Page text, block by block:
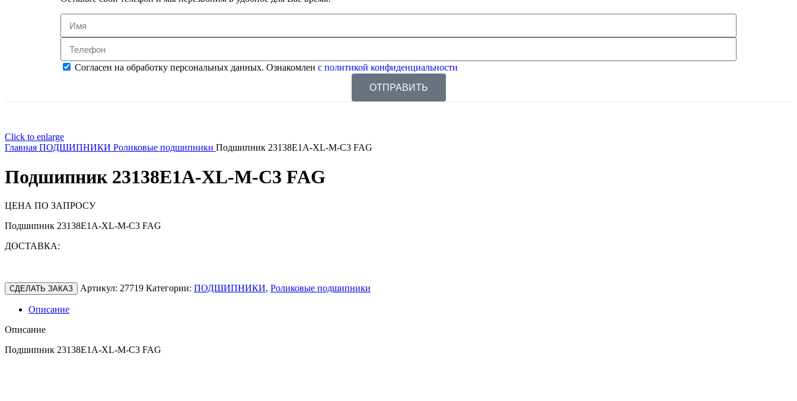
Согласен на обработку персональных данных. Ознакомлен с политикой конфиденциальности
ОТПРАВИТЬ
Click to enlarge
Главная ПОДШИПНИКИ Роликовые подшипники Подшипник 23138E1A-XL-M-C3 FAG
Подшипник 23138E1A-XL-M-C3 FAG
ЦЕНА ПО ЗАПРОСУ
Подшипник 23138E1A-XL-M-C3 FAG
ДОСТАВКА:
СДЕЛАТЬ ЗАКАЗ Артикул: 27719 Категории: ПОДШИПНИКИ, Роликовые подшипники
Описание
Описание
Подшипник 23138E1A-XL-M-C3 FAG